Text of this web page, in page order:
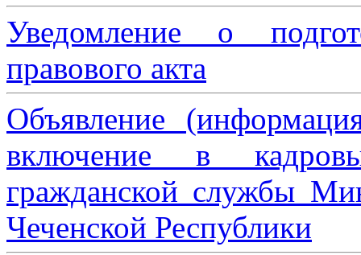
Уведомление о
правового акта
Объявление
включение в
гражданской службы
Чеченской Республики